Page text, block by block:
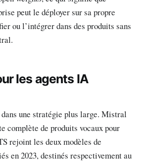
peut le déployer sur sa propre
ou l’intégrer dans des produits sans
les agents IA
une stratégie plus large. Mistral
complète de produits vocaux pour
rejoint les deux modèles de
en 2023, destinés respectivement au